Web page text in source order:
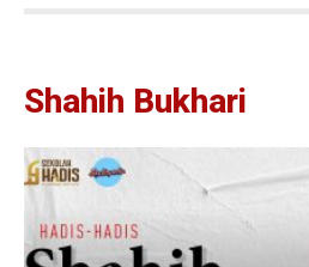
Shahih Bukhari